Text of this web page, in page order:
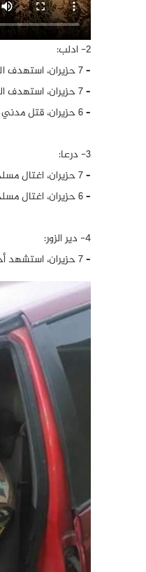
2- ادلب:
– 7 حزيران، استهدف المسلحون المدعومون من تركيا مواقع الجيش السوري في كفرنبل بقصف مدفعي.
– 7 حزيران، استهدف الجيش السوري مواقع المسلحين في قرى كنصفرة والفطيرة بقصف مدفعي.
– 6 حزيران، قتل مدني وأصيب آخر إثر خلاف بين عائلتين في مخيم للاجئين شمال إدلب.
3- درعا:
– 7 حزيران، اغتال مسلحون مجهولون، أحد الأعضاء السابقين في الجماعات المسلحة في مدينة جلين.
– 6 حزيران، اغتال مسلحون مجهولون، أحد الأعضاء السابقين في الجماعات المسلحة في منطقة الجيزة.
4- دير الزور:
– 7 حزيران، استشهد أحد أفراد الفرقة الرابعة في الجيش السوري ويُدعى “رائد الأقرع” نتيجة انفجار لغم على أطراف مدينة البوكمال.